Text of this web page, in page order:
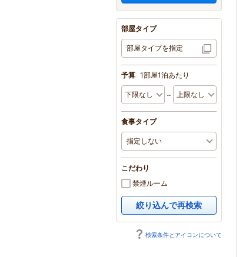
部屋タイプ
部屋タイプを指定
予算 1部屋1泊あたり
～
食事タイプ
こだわり
禁煙ルーム
絞り込んで再検索
検索条件とアイコンについて